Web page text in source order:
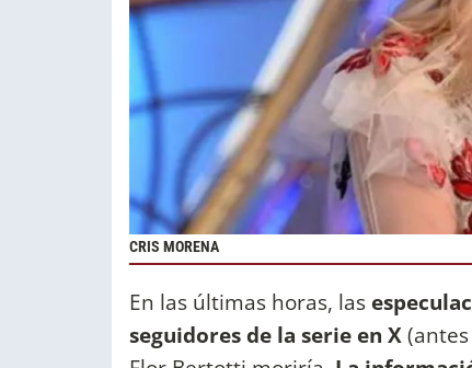
CRIS MORENA
En las últimas horas, las
seguidores de la serie en X